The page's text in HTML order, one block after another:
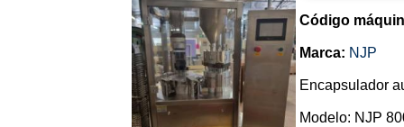
Código
Marca: NJP
Encapsulador
Modelo: NJP